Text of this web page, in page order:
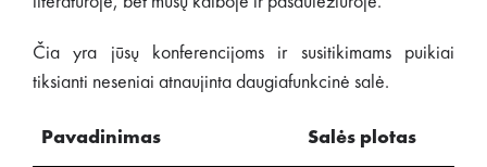
Čia yra jūsų konferencijoms ir susitikimams puikiai
tiksianti neseniai atnaujinta daugiafunkcinė salė.
Pavadinimas Salės plotas